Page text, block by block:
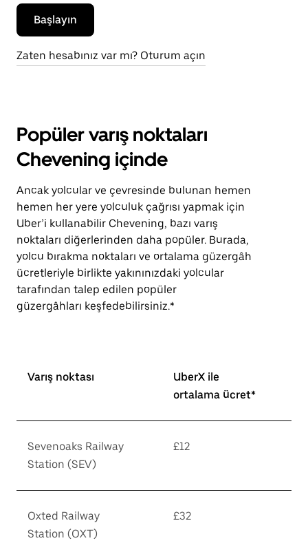
Başlayın
Zaten hesabınız var mı? Oturum açın
Popüler varış noktaları
Chevening içinde
Ancak yolcular ve çevresinde bulunan hemen
hemen her yere yolculuk çağrısı yapmak için
Uber’i kullanabilir Chevening, bazı varış
noktaları diğerlerinden daha popüler. Burada,
yolcu bırakma noktaları ve ortalama güzergâh
ücretleriyle birlikte yakınınızdaki yolcular
tarafından talep edilen popüler
güzergâhları keşfedebilirsiniz.*
Varış noktası
UberX ile
ortalama ücret*
Sevenoaks Railway
Station (SEV)
£12
Oxted Railway
Station (OXT)
£32